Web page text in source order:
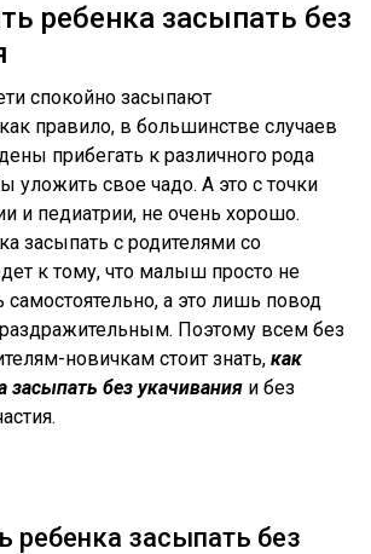
ребенка засыпать без
спокойно засыпают
правило, в большинстве случаев
прибегать к различного рода
уложить свое чадо. А это с точки
и педиатрии, не очень хорошо.
засыпать с родителями со
к тому, что малыш просто не
а это лишь повод
Поэтому всем без
новичкам стоит знать,как
засыпать без укачивания и без
ребенка засыпать без